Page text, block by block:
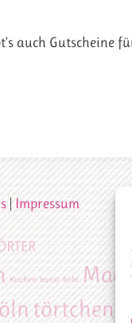
auch Gutscheine
|Impressum
Kuchen kunst köln
törtchen